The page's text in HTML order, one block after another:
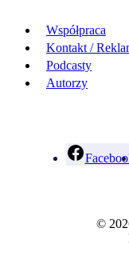
Współpraca
Kontakt /
Podcasty
Autorzy
©